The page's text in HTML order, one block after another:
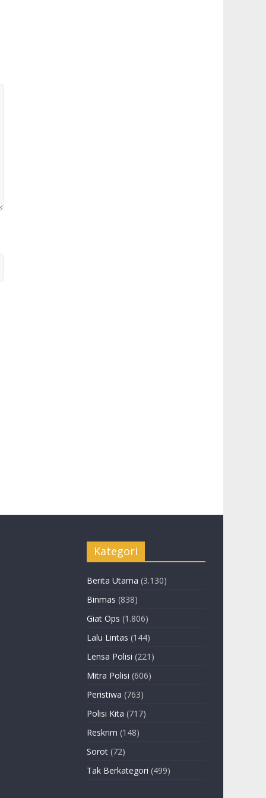
Kategori
Berita Utama (3.130)
Binmas (838)
Giat Ops (1.806)
Lalu Lintas (144)
Lensa Polisi (221)
Mitra Polisi (606)
Peristiwa (763)
Polisi Kita (717)
Reskrim (148)
Sorot (72)
Tak Berkategori (499)